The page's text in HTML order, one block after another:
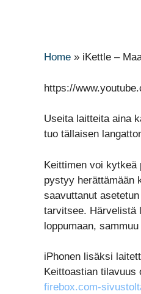
Home » iKettle –
https://
Useita laitteita aina
tuo tällaisen
Keittimen voi kytkeä
pystyy herättämään
saavuttanut
tarvitsee. Härvelistä
loppumaan,
iPhonen lisäksi
Keittoastian tilavuus
firebox.com-